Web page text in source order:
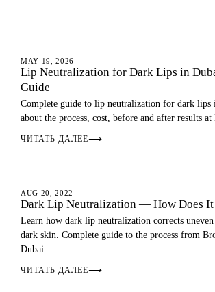
DARK LIPS
MAY 19, 2026
Lip Neutralization for Dark Lips in
Guide
Complete guide to lip neutralization for dark lips
about the process, cost, before and after results
ЧИТАТЬ ДАЛЕЕ⟶
DARK LIPS
AUG 20, 2022
Dark Lip Neutralization — How Does It
Learn how dark lip neutralization corrects
dark skin. Complete guide to the process from
Dubai.
ЧИТАТЬ ДАЛЕЕ⟶